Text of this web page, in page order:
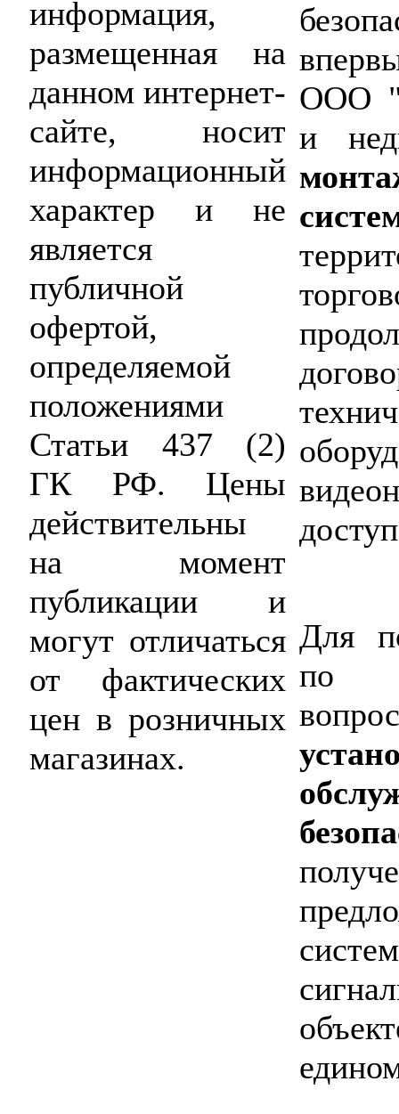
информация,
размещенная на
данном интернет-
сайте, носит
информационный
характер и не
является
публичной
офертой,
определяемой
положениями
Статьи 437 (2)
ГК РФ. Цены
действительны
на момент
публикации и
могут отличаться
от фактических
цен в розничных
магазинах.
ООО
и
Для
по